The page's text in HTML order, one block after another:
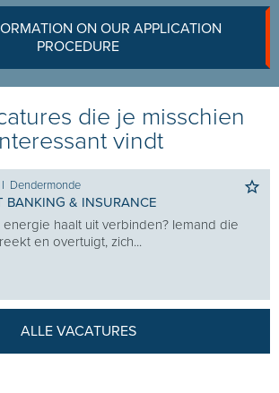
ON OUR APPLICATION
PROCEDURE
die je misschien
vindt
I Dendermonde
BANKING & INSURANCE
haalt uit verbinden? Iemand die
en overtuigt, zich...
ALLE VACATURES